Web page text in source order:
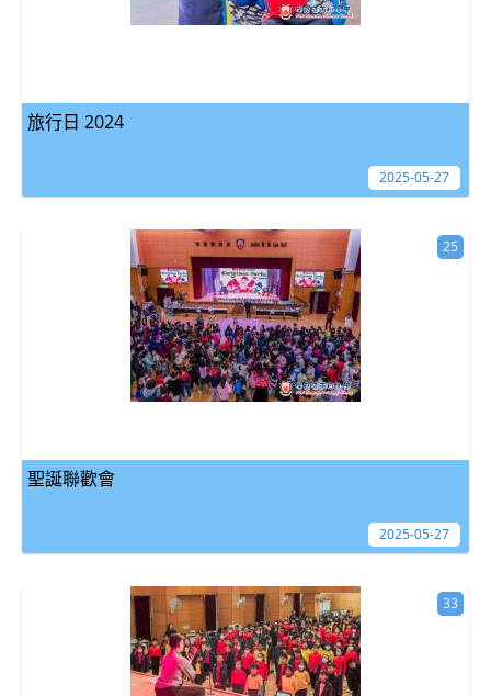
旅行日 2024
2025-05-27
聖誕聯歡會
25
2025-05-27
33